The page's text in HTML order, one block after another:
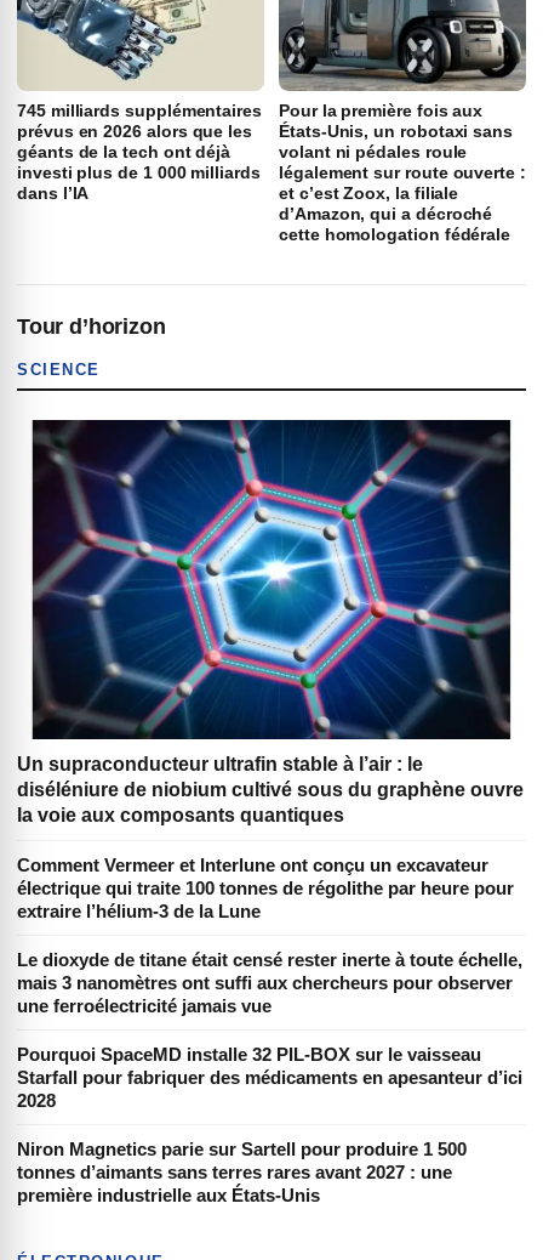
745 milliards supplémentaires
prévus en 2026 alors que les
géants de la tech ont déjà
investi plus de 1 000 milliards
dans l’IA
Pour la première fois aux
États-Unis, un robotaxi sans
volant ni pédales roule
légalement sur route ouverte :
et c’est Zoox, la filiale
d’Amazon, qui a décroché
cette homologation fédérale
Tour d’horizon
SCIENCE
Un supraconducteur ultrafin stable à l’air : le
diséléniure de niobium cultivé sous du graphène ouvre
la voie aux composants quantiques
Comment Vermeer et Interlune ont conçu un excavateur
électrique qui traite 100 tonnes de régolithe par heure pour
extraire l’hélium-3 de la Lune
Le dioxyde de titane était censé rester inerte à toute échelle,
mais 3 nanomètres ont suffi aux chercheurs pour observer
une ferroélectricité jamais vue
Pourquoi SpaceMD installe 32 PIL-BOX sur le vaisseau
Starfall pour fabriquer des médicaments en apesanteur d’ici
2028
Niron Magnetics parie sur Sartell pour produire 1 500
tonnes d’aimants sans terres rares avant 2027 : une
première industrielle aux États-Unis